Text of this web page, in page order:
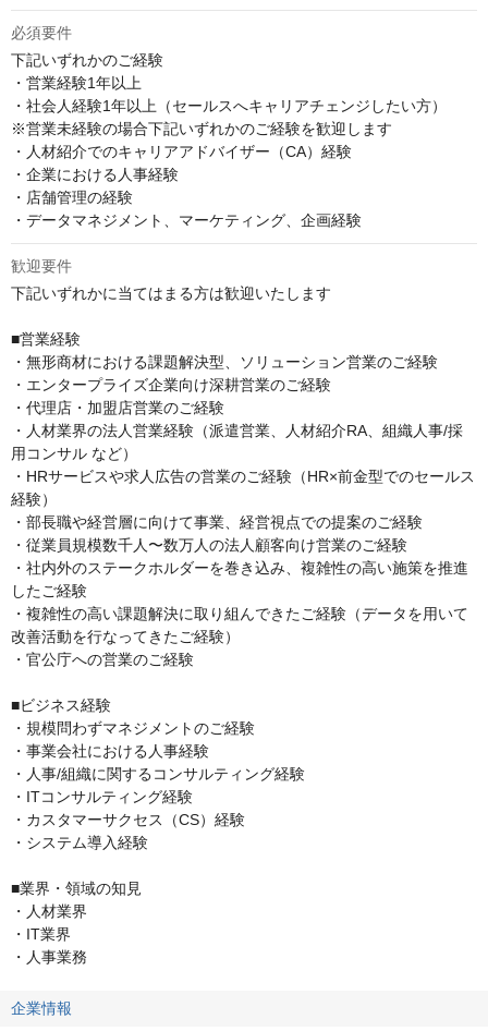
必須要件
下記いずれかのご経験
・営業経験1年以上
・社会人経験1年以上（セールスへキャリアチェンジしたい方）
※営業未経験の場合下記いずれかのご経験を歓迎します
・人材紹介でのキャリアアドバイザー（CA）経験
・企業における人事経験
・店舗管理の経験
・データマネジメント、マーケティング、企画経験
歓迎要件
下記いずれかに当てはまる方は歓迎いたします
■営業経験
・無形商材における課題解決型、ソリューション営業のご経験
・エンタープライズ企業向け深耕営業のご経験
・代理店・加盟店営業のご経験
・人材業界の法人営業経験（派遣営業、人材紹介RA、組織人事/採
用コンサル など）
・HRサービスや求人広告の営業のご経験（HR×前金型でのセールス
経験）
・部長職や経営層に向けて事業、経営視点での提案のご経験
・従業員規模数千人〜数万人の法人顧客向け営業のご経験
・社内外のステークホルダーを巻き込み、複雑性の高い施策を推進
したご経験
・複雑性の高い課題解決に取り組んできたご経験（データを用いて
改善活動を行なってきたご経験）
・官公庁への営業のご経験
■ビジネス経験
・規模問わずマネジメントのご経験
・事業会社における人事経験
・人事/組織に関するコンサルティング経験
・ITコンサルティング経験
・カスタマーサクセス（CS）経験
・システム導入経験
■業界・領域の知見
・人材業界
・IT業界
・人事業務
企業情報